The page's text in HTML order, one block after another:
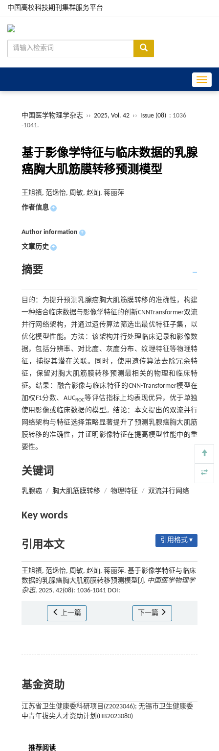
中国高校科技期刊集群服务平台
中国医学物理学杂志 ›› 2025, Vol. 42 ›› Issue (08) : 1036
-1041.
基于影像学特征与临床数据的乳腺
癌胸大肌筋膜转移预测模型
王旭禛, 范逸怡, 周敏, 赵灿, 蒋丽萍
作者信息 +
Author information +
文章历史 +
摘要
目的：为提升预测乳腺癌胸大肌筋膜转移的准确性，构建
一种结合临床数据与影像学特征的创新CNNTransformer双流
并行网络架构，并通过遗传算法筛选出最优特征子集，以
优化模型性能。方法：该架构并行处理临床记录和影像数
据，包括分辨率、对比度、灰度分布、纹理特征等物理特
征，捕捉其潜在关联。同时，使用遗传算法去除冗余特
征，保留对胸大肌筋膜转移预测最相关的物理和临床特
征。结果：融合影像与临床特征的CNN-Transformer模型在
加权F1分数、AUCROC等评估指标上均表现优异，优于单独
使用影像或临床数据的模型。结论：本文提出的双流并行
网络架构与特征选择策略显著提升了预测乳腺癌胸大肌筋
膜转移的准确性，并证明影像特征在提高模型性能中的重
要性。
关键词
乳腺癌 / 胸大肌筋膜转移 / 物理特征 / 双流并行网络
Key words
引用本文 引用格式 ▾
王旭禛, 范逸怡, 周敏, 赵灿, 蒋丽萍. 基于影像学特征与临床
数据的乳腺癌胸大肌筋膜转移预测模型[J]. 中国医学物理学
杂志, 2025, 42(08): 1036-1041 DOI:
上一篇 下一篇
基金资助
江苏省卫生健康委科研项目(Z2023046); 无锡市卫生健康委
中青年拔尖人才资助计划(HB2023080)